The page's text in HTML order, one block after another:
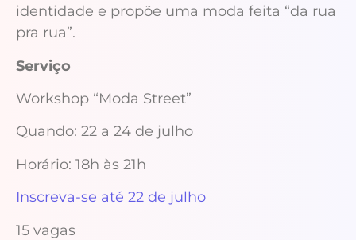
identidade e propõe uma moda feita “da rua
pra rua”.
Serviço
Workshop “Moda Street”
Quando: 22 a 24 de julho
Horário: 18h às 21h
Inscreva-se até 22 de julho
15 vagas